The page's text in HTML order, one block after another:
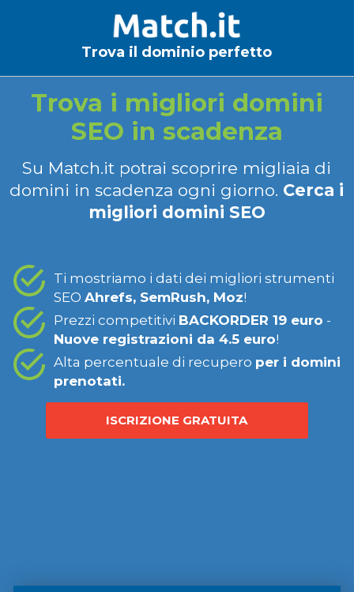
Trova il dominio perfetto
Trova i migliori domini
SEO in scadenza
Su Match.it potrai scoprire migliaia di
domini in scadenza ogni giorno. Cerca i
migliori domini SEO
Ti mostriamo i dati dei migliori strumenti
SEO Ahrefs, SemRush, Moz!
Prezzi competitivi BACKORDER 19 euro -
Nuove registrazioni da 4.5 euro!
Alta percentuale di recupero per i domini
prenotati.
ISCRIZIONE GRATUITA